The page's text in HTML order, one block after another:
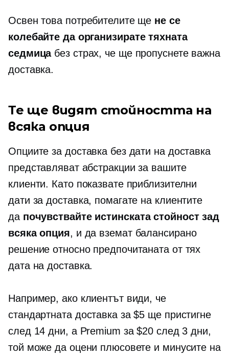
Освен това потребителите ще не се
колебайте да организирате тяхната
седмицабез страх, че ще пропуснете важна
доставка.
Те ще видят стойността на
всяка опция
Опциите за доставка без дати на доставка
представляват абстракции за вашите
клиенти. Като показвате приблизителни
дати за доставка, помагате на клиентите
да почувствайте истинската стойност зад
всяка опция, и да вземат балансирано
решение относно предпочитаната от тях
дата на доставка.
Например, ако клиентът види, че
стандартната доставка за $5 ще пристигне
след 14 дни, а Premium за $20 след 3 дни,
той може да оцени плюсовете и минусите на